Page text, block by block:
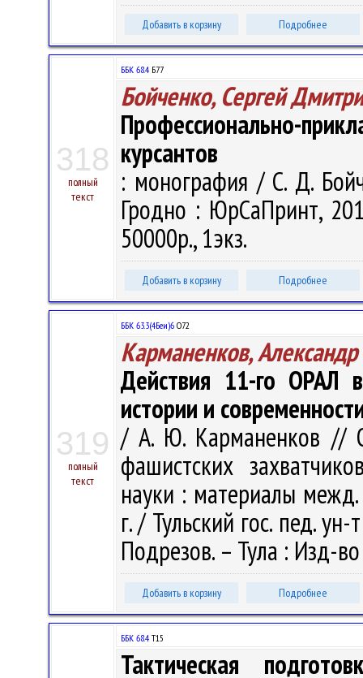
Добавить в корзину Подробнее
318
полный
текст
ББК 68.4 Б77
Бойченко, Сергей
Профессионально-
курсантов
: монография / С. Д.
Гродно : ЮрСаПринт,
50000р., 1экз.
Добавить в корзину Подробнее
319
полный
текст
ББК 63.3(4Беи)6 О72
Карманенков,
Действия 11-го ОРАЛ
истории и
/ А. Ю. Карманенков //
фашистских
науки : материалы
г. / Тульский гос. пед.
Подрезов. – Тула : Изд-
Добавить в корзину Подробнее
ББК 68.4 Т15
Тактическая